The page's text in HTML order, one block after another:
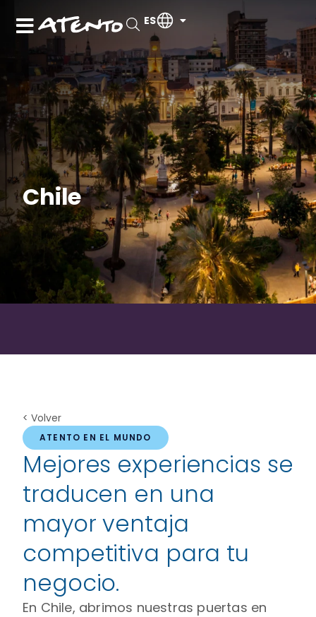
ES
Chile
< Volver
ATENTO EN EL MUNDO
Mejores experiencias se
traducen en una
mayor ventaja
competitiva para tu
negocio.
En Chile, abrimos nuestras puertas en